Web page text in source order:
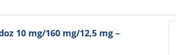
10 mg/160 mg/12,5 mg –